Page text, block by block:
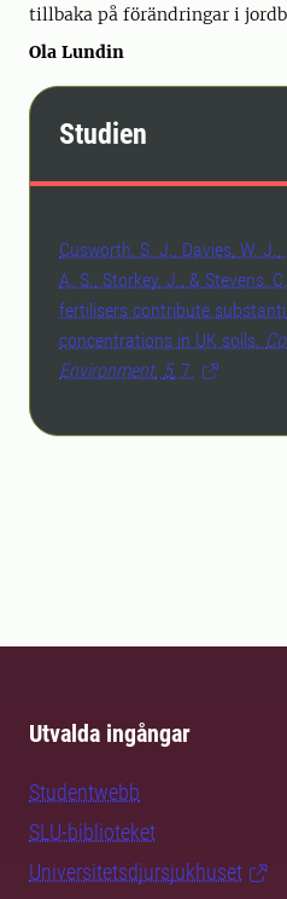
tillbaka på förändringar i
Ola Lundin
Studien
Cusworth, S. J., Davies, W.
A. S., Storkey, J., & Stevens,
fertilisers contribute
concentrations in UK soils.
Environment, 5, 7.
Utvalda ingångar
Studentwebb
SLU-biblioteket
Universitetsdjursjukhuset